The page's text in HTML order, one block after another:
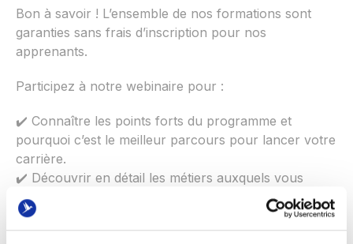
Bon à savoir ! L’ensemble de nos formations sont
garanties sans frais d’inscription pour nos
apprenants.
Participez à notre webinaire pour :
✔️ Connaître les points forts du programme et
pourquoi c’est le meilleur parcours pour lancer votre
carrière.
✔️ Découvrir en détail les métiers auxquels vous
aurez accès à l’issue du parcours.
✔️ Comprendre le déroulement des 3 années de
bachelor.